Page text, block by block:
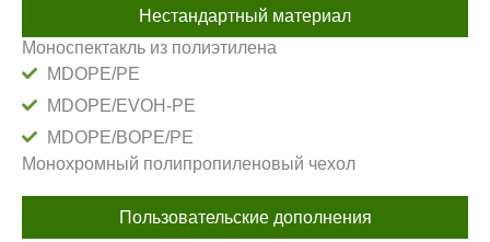
Нестандартный материал
Моноспектакль из полиэтилена
MDOPE/PE
MDOPE/EVOH-PE
MDOPE/BOPE/PE
Монохромный полипропиленовый чехол
Пользовательские дополнения